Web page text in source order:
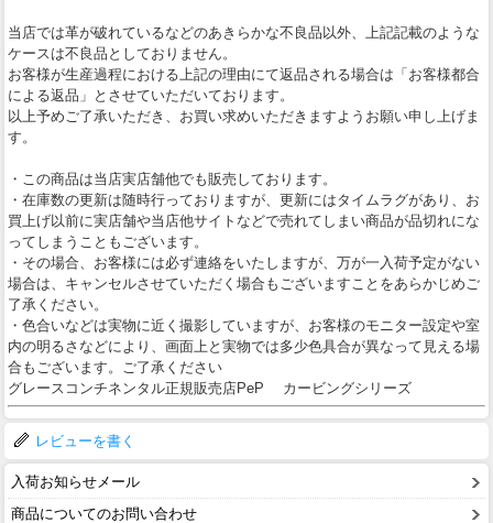
当店では革が破れているなどのあきらかな不良品以外、上記記載のような
ケースは不良品としておりません。
お客様が生産過程における上記の理由にて返品される場合は「お客様都合
による返品」とさせていただいております。
以上予めご了承いただき、お買い求めいただきますようお願い申し上げま
す。
・この商品は当店実店舗他でも販売しております。
・在庫数の更新は随時行っておりますが、更新にはタイムラグがあり、お
買上げ以前に実店舗や当店他サイトなどで売れてしまい商品が品切れにな
ってしまうこともございます。
・その場合、お客様には必ず連絡をいたしますが、万が一入荷予定がない
場合は、キャンセルさせていただく場合もございますことをあらかじめご
了承ください。
・色合いなどは実物に近く撮影していますが、お客様のモニター設定や室
内の明るさなどにより、画面上と実物では多少色具合が異なって見える場
合もございます。ご了承ください
グレースコンチネンタル正規販売店PeP カービングシリーズ
レビューを書く
入荷お知らせメール
商品についてのお問い合わせ